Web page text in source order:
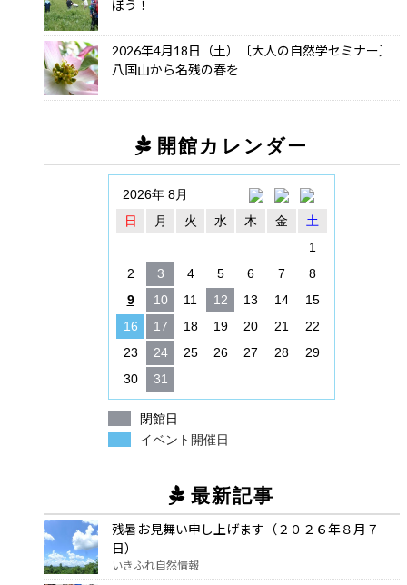
ぼう！
2026年4月18日（土）〔大人の自然学セミナー〕
八国山から名残の春を
開館カレンダー
2026年 8月
日
月 火 水 木 金
土
1
2
3 4 5 6 7
8
9
10 11 12 13 14
15
16
17 18 19 20 21
22
23
24 25 26 27 28
29
30
31
閉館日
イベント開催日
最新記事
残暑お見舞い申し上げます（２０２６年８月７
日）
いきふれ自然情報